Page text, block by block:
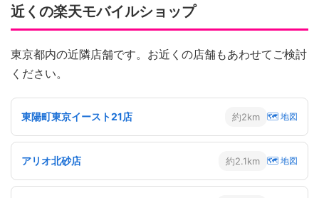
近くの楽天モバイルショップ
東京都内の近隣店舗です。お近くの店舗もあわせてご検討
ください。
東陽町東京イースト21店 約2km 🗺 地図
アリオ北砂店 約2.1km 🗺 地図